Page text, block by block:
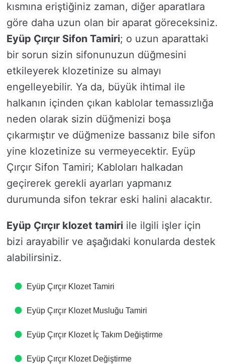
kısmına eriştiğiniz zaman, diğer aparatlara
göre daha uzun olan bir aparat göreceksiniz.
Eyüp Çırçır Sifon Tamiri; o uzun aparattaki
bir sorun sizin sifonunuzun düğmesini
etkileyerek klozetinize su almayı
engelleyebilir. Ya da, büyük ihtimal ile
halkanın içinden çıkan kablolar temassızlığa
neden olarak sizin düğmenizi boşa
çıkarmıştır ve düğmenize bassanız bile sifon
yine klozetinize su vermeyecektir. Eyüp
Çırçır Sifon Tamiri; Kabloları halkadan
geçirerek gerekli ayarları yapmanız
durumunda sifon tekrar eski halini alacaktır.
Eyüp Çırçır klozet tamiri ile ilgili işler için
bizi arayabilir ve aşağıdaki konularda destek
alabilirsiniz.
Eyüp Çırçır Klozet Tamiri
Eyüp Çırçır Klozet Musluğu Tamiri
Eyüp Çırçır Klozet İç Takım Değiştirme
Eyüp Çırçır Klozet Değiştirme